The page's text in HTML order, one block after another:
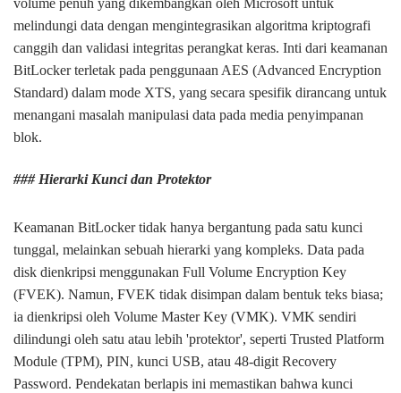
volume penuh yang dikembangkan oleh Microsoft untuk
melindungi data dengan mengintegrasikan algoritma kriptografi
canggih dan validasi integritas perangkat keras. Inti dari keamanan
BitLocker terletak pada penggunaan AES (Advanced Encryption
Standard) dalam mode XTS, yang secara spesifik dirancang untuk
menangani masalah manipulasi data pada media penyimpanan
blok.
### Hierarki Kunci dan Protektor
Keamanan BitLocker tidak hanya bergantung pada satu kunci
tunggal, melainkan sebuah hierarki yang kompleks. Data pada
disk dienkripsi menggunakan Full Volume Encryption Key
(FVEK). Namun, FVEK tidak disimpan dalam bentuk teks biasa;
ia dienkripsi oleh Volume Master Key (VMK). VMK sendiri
dilindungi oleh satu atau lebih 'protektor', seperti Trusted Platform
Module (TPM), PIN, kunci USB, atau 48-digit Recovery
Password. Pendekatan berlapis ini memastikan bahwa kunci